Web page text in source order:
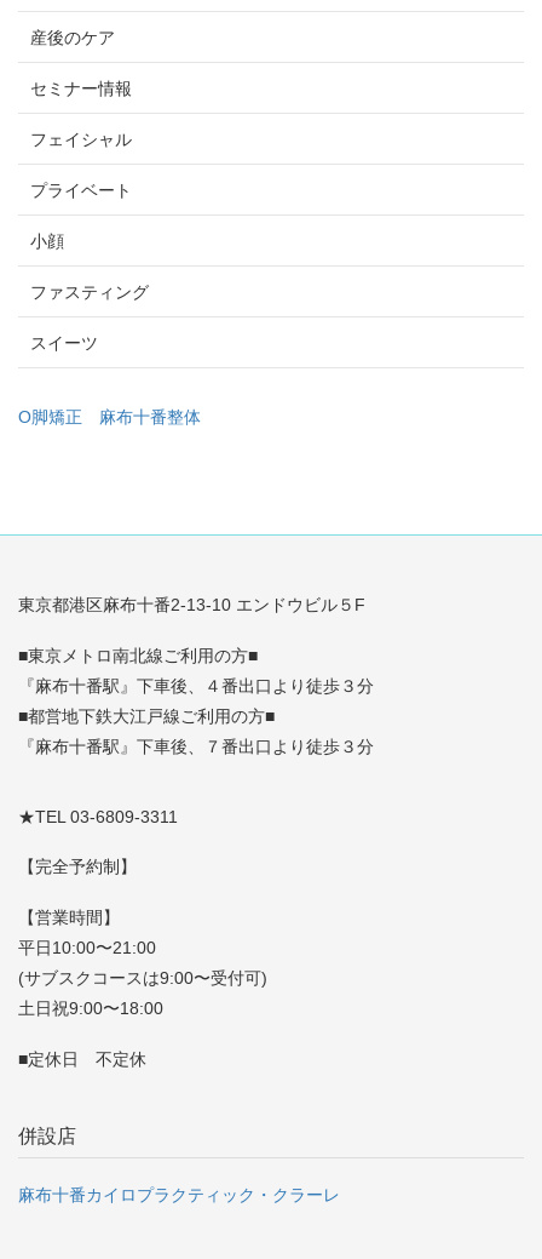
産後のケア
セミナー情報
フェイシャル
プライベート
小顔
ファスティング
スイーツ
O脚矯正 麻布十番整体
東京都港区麻布十番2-13-10 エンドウビル５F
■東京メトロ南北線ご利用の方■
『麻布十番駅』下車後、４番出口より徒歩３分
■都営地下鉄大江戸線ご利用の方■
『麻布十番駅』下車後、７番出口より徒歩３分
★TEL 03-6809-3311
【完全予約制】
【営業時間】
平日10:00〜21:00
(サブスクコースは9:00〜受付可)
土日祝9:00〜18:00
■定休日 不定休
併設店
麻布十番カイロプラクティック・クラーレ